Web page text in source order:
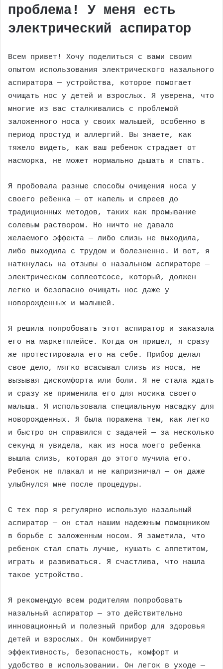
проблема! У меня есть
электрический аспиратор
Всем привет! Хочу поделиться с вами своим
опытом использования электрического назального
аспиратора — устройства, которое помогает
очищать нос у детей и взрослых. Я уверена, что
многие из вас сталкивались с проблемой
заложенного носа у своих малышей, особенно в
период простуд и аллергий. Вы знаете, как
тяжело видеть, как ваш ребенок страдает от
насморка, не может нормально дышать и спать.
Я пробовала разные способы очищения носа у
своего ребенка — от капель и спреев до
традиционных методов, таких как промывание
солевым раствором. Но ничто не давало
желаемого эффекта — либо слизь не выходила,
либо выходила с трудом и болезненно. И вот, я
наткнулась на отзывы о назальном аспираторе —
электрическом соплеотсосе, который, должен
легко и безопасно очищать нос даже у
новорожденных и малышей.
Я решила попробовать этот аспиратор и заказала
его на маркетплейсе. Когда он пришел, я сразу
же протестировала его на себе. Прибор делал
свое дело, мягко всасывал слизь из носа, не
вызывая дискомфорта или боли. Я не стала ждать
и сразу же применила его для носика своего
малыша. Я использовала специальную насадку для
новорожденных. Я была поражена тем, как легко
и быстро он справился с задачей — за несколько
секунд я увидела, как из носа моего ребенка
вышла слизь, которая до этого мучила его.
Ребенок не плакал и не капризничал — он даже
улыбнулся мне после процедуры.
С тех пор я регулярно использую назальный
аспиратор — он стал нашим надежным помощником
в борьбе с заложенным носом. Я заметила, что
ребенок стал спать лучше, кушать с аппетитом,
играть и развиваться. Я счастлива, что нашла
такое устройство.
Я рекомендую всем родителям попробовать
назальный аспиратор — это действительно
инновационный и полезный прибор для здоровья
детей и взрослых. Он комбинирует
эффективность, безопасность, комфорт и
удобство в использовании. Он легок в уходе —